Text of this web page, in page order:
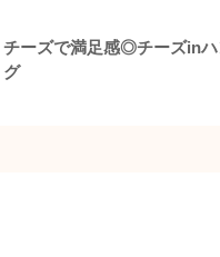
チーズで満足感◎チーズin
グ